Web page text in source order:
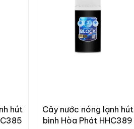
hút
Cây nước nóng lạnh hút
bình Hòa Phát HHC389